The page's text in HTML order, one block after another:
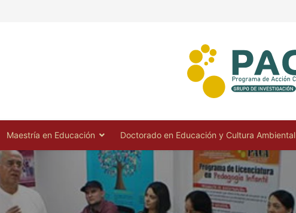
Maestría en Educación Doctorado en Educación y Cultura Ambiental